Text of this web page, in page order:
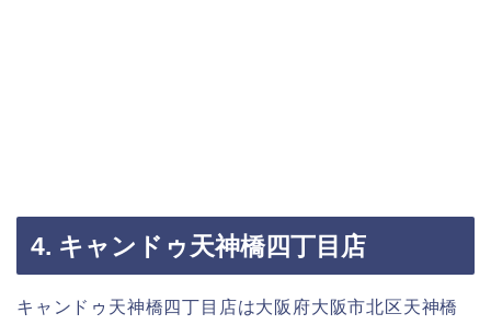
4. キャンドゥ天神橋四丁目店
キャンドゥ天神橋四丁目店は大阪府大阪市北区天神橋